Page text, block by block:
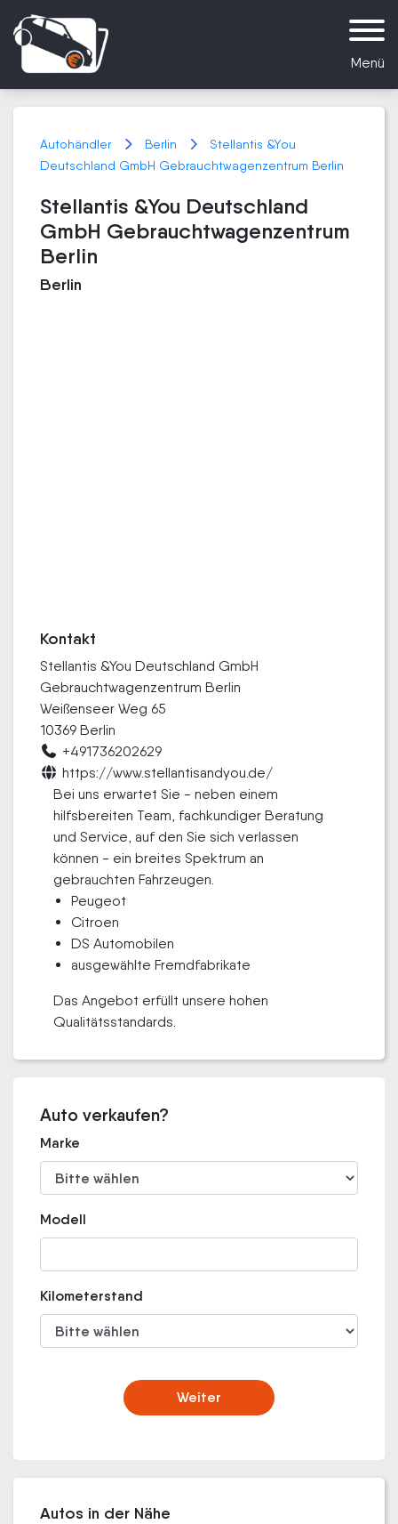
Menü
Autohändler Berlin
Stellantis &You
Deutschland GmbH Gebrauchtwagenzentrum Berlin
Stellantis &You Deutschland
GmbH Gebrauchtwagenzentrum
Berlin
Berlin
Kontakt
Stellantis &You Deutschland GmbH
Gebrauchtwagenzentrum Berlin
Weißenseer Weg 65
10369 Berlin
+491736202629
https://www.stellantisandyou.de/
Bei uns erwartet Sie - neben einem
hilfsbereiten Team, fachkundiger Beratung
und Service, auf den Sie sich verlassen
können - ein breites Spektrum an
gebrauchten Fahrzeugen.
Peugeot
Citroen
DS Automobilen
ausgewählte Fremdfabrikate
Das Angebot erfüllt unsere hohen
Qualitätsstandards.
Auto verkaufen?
Marke
Modell
Kilometerstand
Weiter
Autos in der Nähe